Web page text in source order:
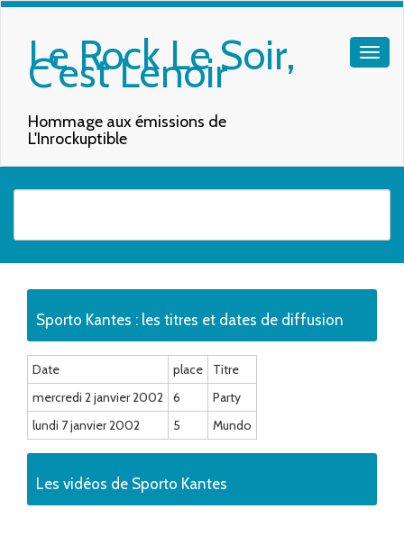
Le Rock Le Soir,
C'est Lenoir
Hommage aux émissions de
L'Inrockuptible
Sporto Kantes : les titres et dates de diffusion
Date place
Titre
mercredi 2 janvier 2002
6
Party
lundi 7 janvier 2002
5 Mundo
Les vidéos de Sporto Kantes